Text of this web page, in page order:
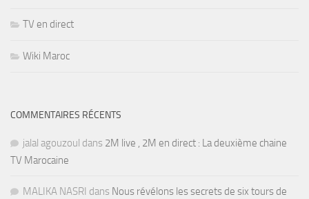
TV en direct
Wiki Maroc
COMMENTAIRES RÉCENTS
jalal agouzoul dans 2M live , 2M en direct : La deuxième chaine
TV Marocaine
MALIKA NASRI dans Nous révélons les secrets de six tours de